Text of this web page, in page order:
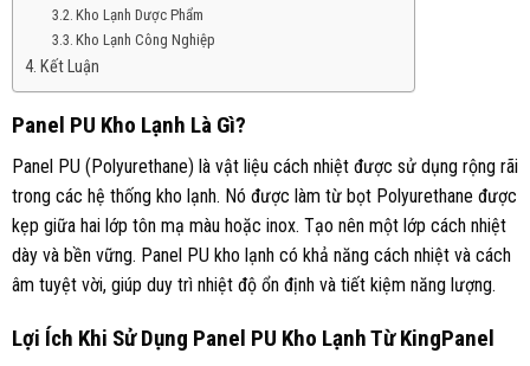
Kho Lạnh Dược Phẩm
Kho Lạnh Công Nghiệp
Kết Luận
Panel PU Kho Lạnh Là Gì?
Panel PU (Polyurethane) là vật liệu cách nhiệt được sử dụng rộng rãi
trong các hệ thống kho lạnh. Nó được làm từ bọt Polyurethane được
kẹp giữa hai lớp tôn mạ màu hoặc inox. Tạo nên một lớp cách nhiệt
dày và bền vững. Panel PU kho lạnh có khả năng cách nhiệt và cách
âm tuyệt vời, giúp duy trì nhiệt độ ổn định và tiết kiệm năng lượng.
Lợi Ích Khi Sử Dụng Panel PU Kho Lạnh Từ KingPanel